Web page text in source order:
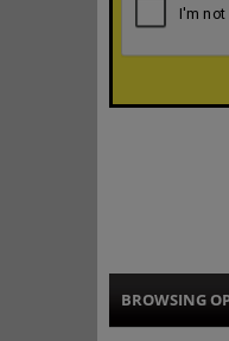
BROWSING